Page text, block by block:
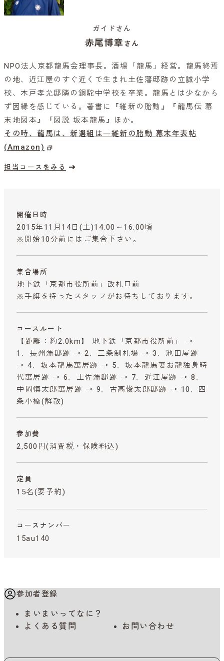
ガイドさん
赤尾博章 さん
NPO法人京都龍馬会理事長。酒場「龍馬」経営。龍馬終焉
の地、近江屋のすぐ近くで生まれ土佐藩邸跡の立誠小学
校、木戸孝允邸隣の銅駝中学校を卒業。龍馬とは少なから
ず因縁を感じている。著書に『維新の胎動』『龍馬伝 幕
末地図本』『図説 坂本龍馬』ほか。
その時、龍馬は、新選組は―維新の胎動 幕末年表帖
(Amazon)
担当コースをみる
開催日時
2015年11月14日(土)14:00～16:00頃
※開始10分前にはご集合下さい。
集合場所
地下鉄「京都市役所前」改札口前
※手旗を持ったスタッフがお待ちしております。
コースルート
【距離：約2.0km】 地下鉄「京都市役所前」 →
1．長州藩邸跡 → 2．三条制札場 → 3．池田屋跡
→ 4．坂本龍馬寓居跡 → 5．坂本龍馬妻お龍独身時
代寓居跡 → 6．土佐藩邸跡 → 7．近江屋跡 → 8．
中岡慎太郎寓居跡 → 9．古高俊太郎邸跡 → 10．四
条小橋(解散)
参加費
2,500円 (消費税・保険料込)
定員
15名(要予約)
コースナンバー
15au140
参加者登録
まいまいってなに？
よくある質問
お問い合わせ